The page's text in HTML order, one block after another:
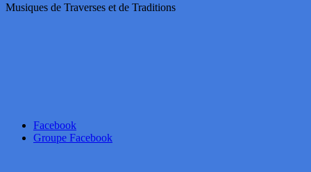
Musiques de Traverses et de Traditions
Facebook
Groupe Facebook